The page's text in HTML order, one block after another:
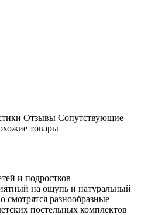
Отзывы Сопутствующие
товары
и подростков
на ощупь и натуральный
смотрятся разнообразные
постельных комплектов